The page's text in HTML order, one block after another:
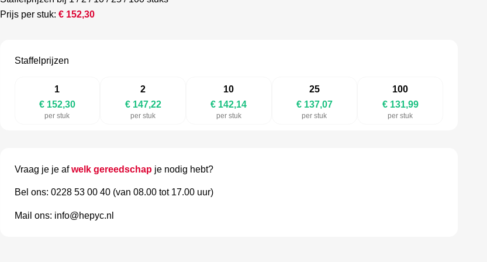
Prijs per stuk: € 152,30
Staffelprijzen
1
€ 152,30
per stuk
2
€ 147,22
per stuk
10
€ 142,14
per stuk
25
€ 137,07
per stuk
100
€ 131,99
per stuk
Vraag je je afwelk gereedschapje nodig hebt?
Bel ons: 0228 53 00 40 (van 08.00 tot 17.00 uur)
Mail ons: info@hepyc.nl